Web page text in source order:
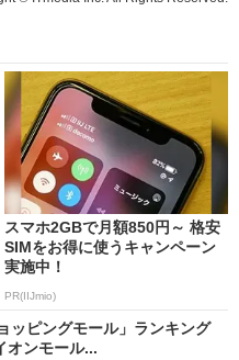
スマホ2GBで月額850円～ 格安
SIMをお得に使うキャンペーン
実施中！
PR(IIJmio)
ッピングモール」ランキング
ンモール...